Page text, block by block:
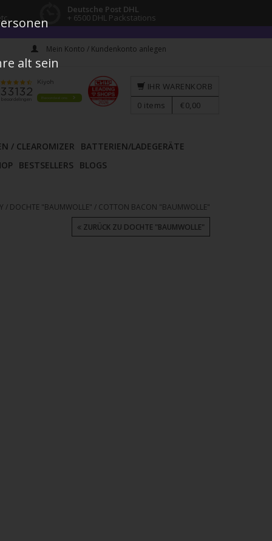
Deutsche Post DHL
+ 6500 DHL Packstations
Mein Konto / Kundenkonto anlegen
/ CLEAROMIZER
BATTERIEN/LADEGERÄTE
BESTSELLERS BLOGS
IHR WARENKORB
0 items €0,00
/ DOCHTE "BAUMWOLLE" / COTTON BACON "BAUMWOLLE"
ZURÜCK ZU DOCHTE "BAUMWOLLE"
alt sein